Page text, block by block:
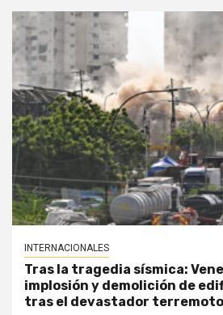
INTERNACIONALES
Tras la tragedia sísmica:
implosión y demolición de
tras el devastador